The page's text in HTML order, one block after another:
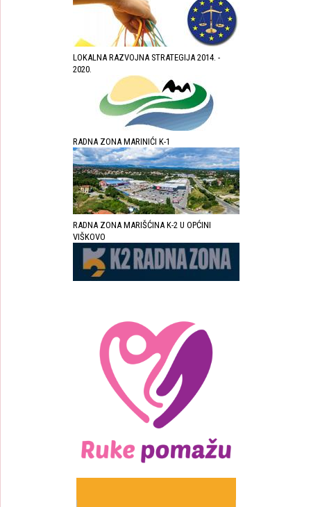
LOKALNA RAZVOJNA STRATEGIJA 2014. -
2020.
RADNA ZONA MARINIĆI K-1
RADNA ZONA MARIŠĆINA K-2 U OPĆINI
VIŠKOVO